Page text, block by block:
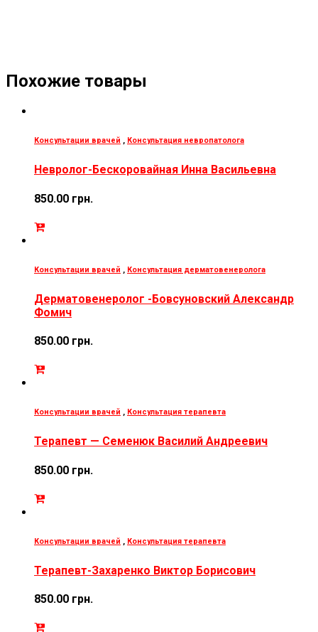
Похожие товары
Консультации врачей , Консультация невропатолога
Невролог-Бескоровайная Инна Васильевна
850.00 грн.
Консультации врачей , Консультация дерматовенеролога
Дерматовенеролог -Бовсуновский Александр
Фомич
850.00 грн.
Консультации врачей , Консультация терапевта
Терапевт — Семенюк Василий Андреевич
850.00 грн.
Консультации врачей , Консультация терапевта
Терапевт-Захаренко Виктор Борисович
850.00 грн.